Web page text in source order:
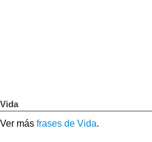
Vida
Ver más frases de Vida.